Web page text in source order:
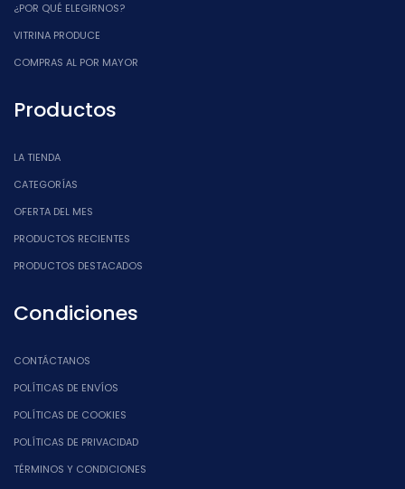
¿POR QUÉ ELEGIRNOS?
VITRINA PRODUCE
COMPRAS AL POR MAYOR
Productos
LA TIENDA
CATEGORÍAS
OFERTA DEL MES
PRODUCTOS RECIENTES
PRODUCTOS DESTACADOS
Condiciones
CONTÁCTANOS
POLÍTICAS DE ENVÍOS
POLÍTICAS DE COOKIES
POLÍTICAS DE PRIVACIDAD
TÉRMINOS Y CONDICIONES